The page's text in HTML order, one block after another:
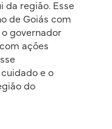
da região. Esse
de Goiás com
governador
ações
e o
do